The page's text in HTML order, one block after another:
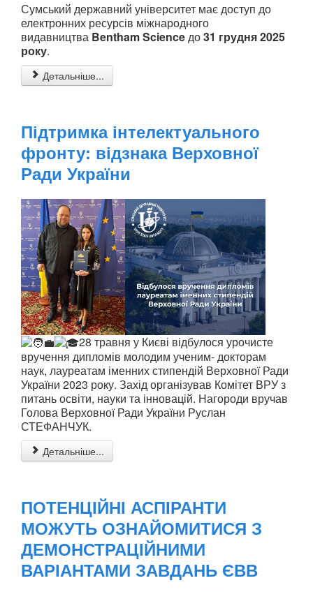
Сумський державний університет має доступ до
електронних ресурсів міжнародного
видавництва Bentham Scienceдо31 грудня 2025
року.
Детальніше...
Підтримка інтелектуального
фронту: відзнака Верховної
Ради України
28 травня у Києві відбулося урочисте
вручення дипломів молодим ученим- докторам
наук, лауреатам іменних стипендій Верховної Ради
України 2023 року. Захід організував Комітет ВРУ з
питань освіти, науки та інновацій. Нагороди вручав
Голова Верховної Ради України Руслан
СТЕФАНЧУК.
Детальніше...
ПОТЕНЦІЙНІ АСПІРАНТИ
МОЖУТЬ ОЗНАЙОМИТИСЯ З
ДЕМОНСТРАЦІЙНИМИ
ВАРІАНТАМИ ЗАВДАНЬ ЄВВ